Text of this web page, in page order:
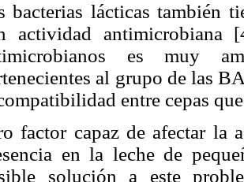
bacterias lácticas también
actividad antimicrobiana
es muy
al grupo de las
entre cepas
factor capaz de afectar la
en la leche de
solución a este